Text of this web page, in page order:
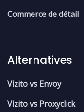
Commerce de détail
Alternatives
Vizito vs Envoy
Vizito vs Proxyclick